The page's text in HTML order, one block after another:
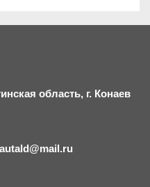
область, г. Конаев